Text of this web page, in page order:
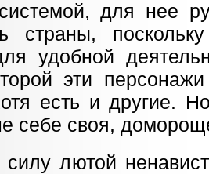
для нее
страны,
удобной
эти
есть и другие.
себе своя,
лютой